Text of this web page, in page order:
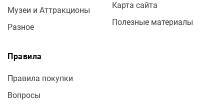
Музеи и Аттракционы
Разное
Карта сайта
Полезные материалы
Правила
Правила покупки
Вопросы